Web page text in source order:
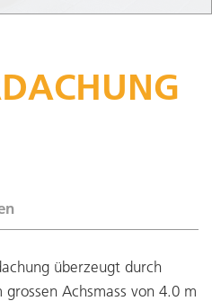
überzeugt durch
Achsmass von 4.0 m